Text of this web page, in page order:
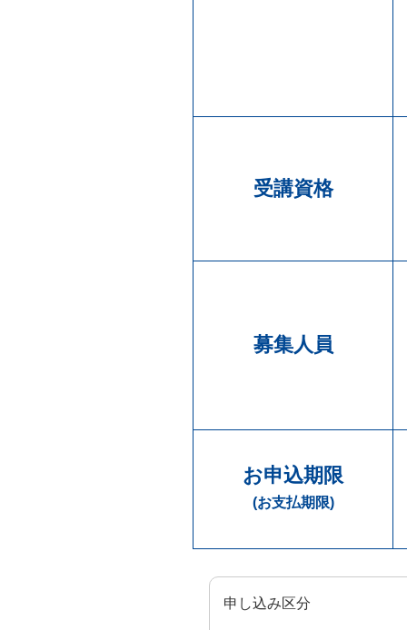
受講資格
募集人員
お申込期限
(お支払期限)
申し込み区分